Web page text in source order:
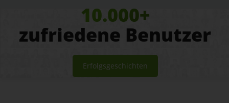
10.000+
zufriedene Benutzer
Erfolgsgeschichten